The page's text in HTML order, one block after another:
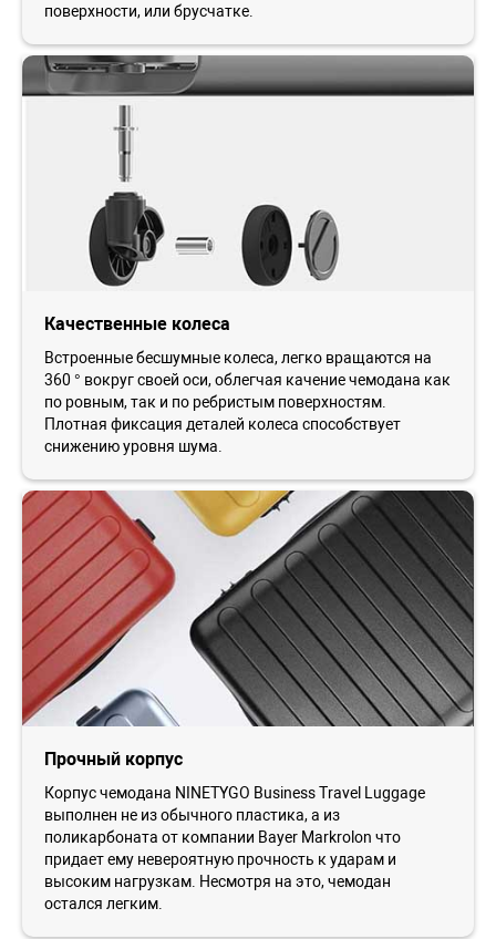
поверхности, или брусчатке.
Качественные колеса
Встроенные бесшумные колеса, легко вращаются на
360 ° вокруг своей оси, облегчая качение чемодана как
по ровным, так и по ребристым поверхностям.
Плотная фиксация деталей колеса способствует
снижению уровня шума.
Прочный корпус
Корпус чемодана NINETYGO Business Travel Luggage
выполнен не из обычного пластика, а из
поликарбоната от компании Bayer Markrolon что
придает ему невероятную прочность к ударам и
высоким нагрузкам. Несмотря на это, чемодан
остался легким.